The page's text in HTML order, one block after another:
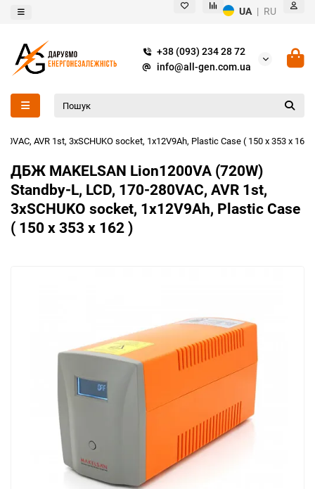
UA | RU
+38 (093) 234 28 72
info@all-gen.com.ua
AVR 1st, 3xSCHUKO socket, 1x12V9Ah, Plastic Case ( 150 х 353 х 162 )
ДБЖ MAKELSAN Lion1200VA (720W)
Standby-L, LCD, 170-280VAC, AVR 1st,
3xSCHUKO socket, 1x12V9Ah, Plastic Case
( 150 х 353 х 162 )